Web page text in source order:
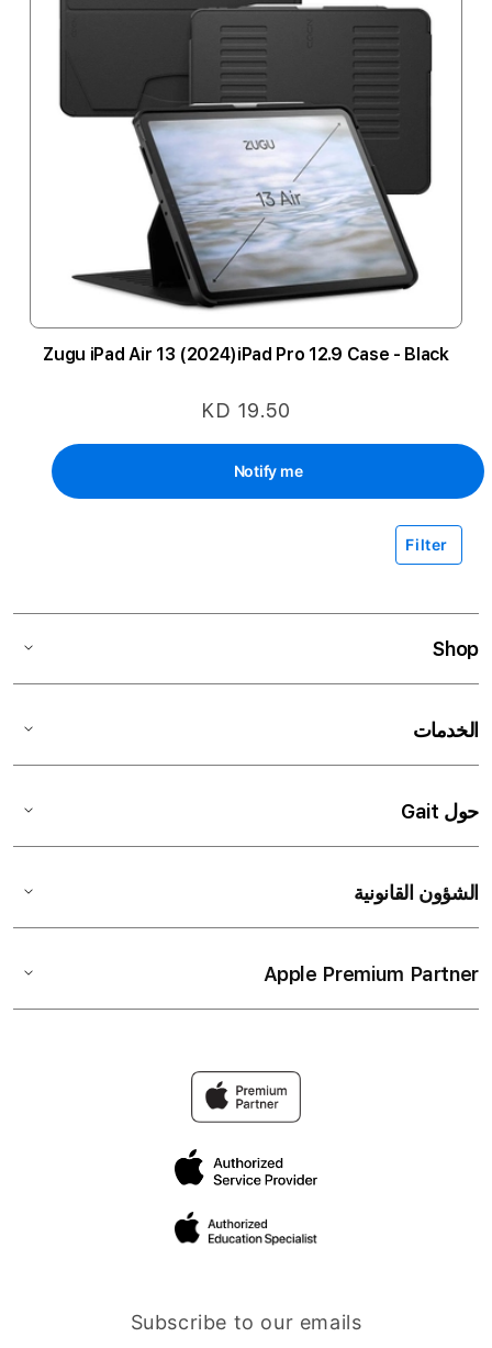
Zugu iPad Air 13 (2024)iPad Pro 12.9 Case - Black
KD 19.50
Notify me
Filter
Shop
الخدمات
حول Gait
الشؤون القانونية
Apple Premium Partner
Subscribe to our emails